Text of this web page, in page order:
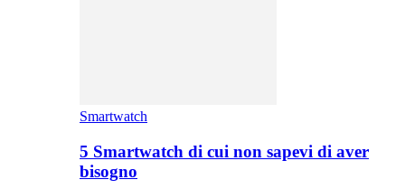
Smartwatch
5 Smartwatch di cui non sapevi di aver
bisogno